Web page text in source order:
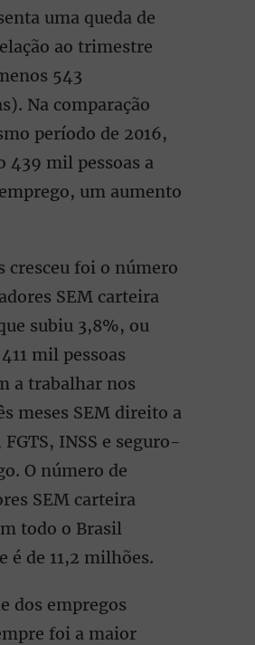
uma queda de
ao trimestre
543
Na comparação
período de 2016,
439 mil pessoas a
um aumento
cresceu foi o número
SEM carteira
subiu 3,8%, ou
mil pessoas
a trabalhar nos
meses SEM direito a
FGTS, INSS e seguro-
O número de
SEM carteira
todo o Brasil
é de 11,2 milhões.
dos empregos
foi a maior